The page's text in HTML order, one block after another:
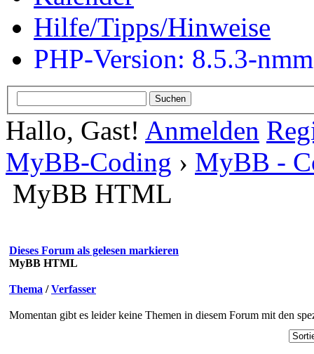
Hilfe/Tipps/Hinweise
PHP-Version: 8.5.3-
Hallo, Gast! Anmelden
MyBB-Coding › MyBB -
MyBB HTML
Dieses Forum als gelesen markieren
MyBB HTML
Thema /Verfasser
Momentan gibt es leider keine Themen in diesem Forum mit den